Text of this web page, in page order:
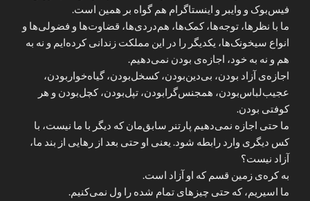
فیس‌بوک و وایبر و اینستاگرام هم گواه بر همین است.
ما با نظر‌ها، توجه‌ها، کمک‌ها، هم‌دردی‌ها، قضاوت‌ها و فضولی‌ها و
انواع سیخونک‌ها، یکدیگر را در این مملکت زندانی کرده‌ایم و نه به
هم و نه به خود، اجازه‌ی بودن نمی‌دهیم.
اجازه‌ی آزاد بودن، بی‌دین‌بودن، کسخل‌بودن، گیاه‌خواربودن،
عجیب‌لباس‌بودن، همجنس‌گرابودن، تپل‌بودن، کچل‌بودن و هر
کوفتی بودن.
ما حتی اجازه نمی‌دهیم پارتنر سابق‌مان که دیگر با ما نیست، با
کس دیگری وارد رابطه شود. یعنی او حتی بعد از رهایی از بند ما،
آزاد نیست؟
به کره‌ی زمین قسم که او آزاد است.
ما اسیریم، که حتی چیزهای تمام شده را ول نمی‌کنیم.